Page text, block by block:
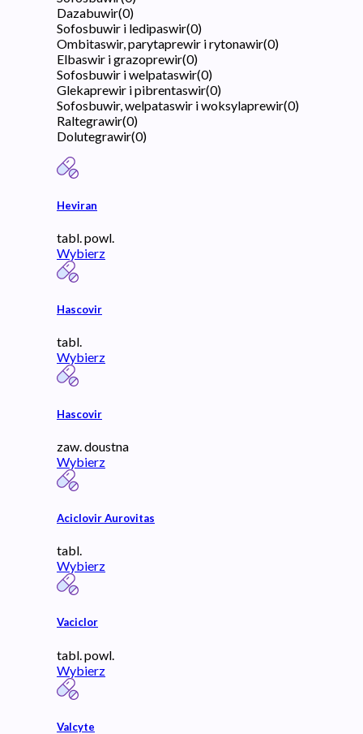
Dazabuwir(0)
Sofosbuwir i ledipaswir(0)
Ombitaswir, parytaprewir i rytonawir(0)
Elbaswir i grazoprewir(0)
Sofosbuwir i welpataswir(0)
Glekaprewir i pibrentaswir(0)
Sofosbuwir, welpataswir i woksylaprewir(0)
Raltegrawir(0)
Dolutegrawir(0)
Heviran
tabl. powl.
Wybierz
Hascovir
tabl.
Wybierz
Hascovir
zaw. doustna
Wybierz
Aciclovir Aurovitas
tabl.
Wybierz
Vaciclor
tabl. powl.
Wybierz
Valcyte